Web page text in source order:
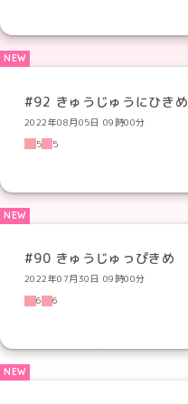
#92 きゅうじゅうにひきめ
2022年08月05日 09時00分
5
5
#90 きゅうじゅっぴきめ
2022年07月30日 09時00分
6
6